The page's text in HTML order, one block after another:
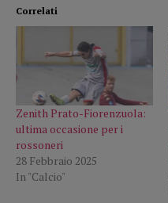
Correlati
Zenith Prato-Fiorenzuola:
ultima occasione per i
rossoneri
28 Febbraio 2025
In "Calcio"